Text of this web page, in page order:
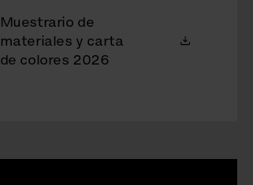
Muestrario de
materiales y carta
de colores 2026